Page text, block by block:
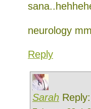
neurology
Reply
Sarah Reply: